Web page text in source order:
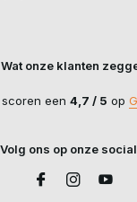
Wat onze klanten
een 4,7 / 5 op
Volg ons op onze